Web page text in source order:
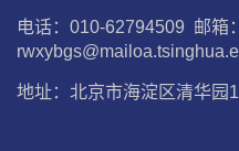
电话：010-62794509 邮箱：
地址：北京市海淀区清华